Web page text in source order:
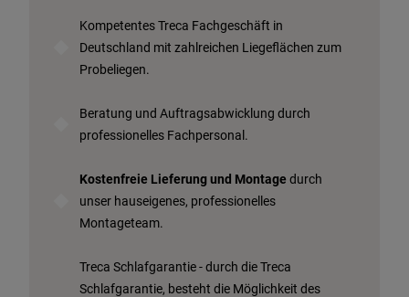
Kompetentes Treca Fachgeschäft in
Deutschland mit zahlreichen Liegeflächen zum
Probeliegen.
Beratung und Auftragsabwicklung durch
professionelles Fachpersonal.
Kostenfreie Lieferung und Montage durch
unser hauseigenes, professionelles
Montageteam.
Treca Schlafgarantie - durch die Treca
Schlafgarantie, besteht die Möglichkeit des